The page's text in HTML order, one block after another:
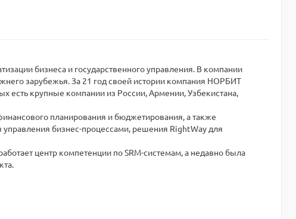
бизнеса и государственного управления. В компании
зарубежья. За 21 год своей истории компания НОРБИТ
есть крупные компании из России, Армении, Узбекистана,
планирования и бюджетирования, а также
бизнес-процессами, решения RightWay для
центр компетенции по SRM-системам, а недавно была